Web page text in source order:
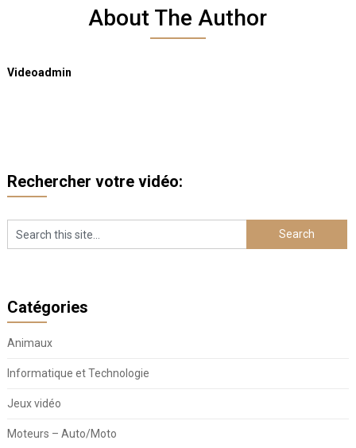
About The Author
Videoadmin
Rechercher votre vidéo:
Catégories
Animaux
Informatique et Technologie
Jeux vidéo
Moteurs – Auto/Moto